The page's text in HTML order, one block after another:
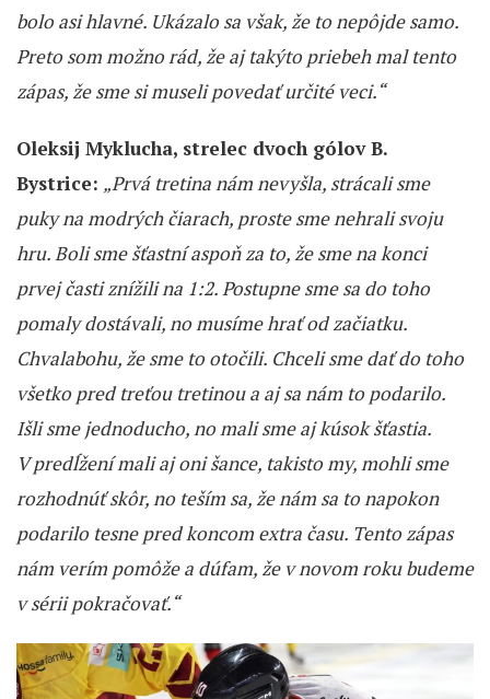
bolo asi hlavné. Ukázalo sa však, že to nepôjde samo.
Preto som možno rád, že aj takýto priebeh mal tento
zápas, že sme si museli povedať určité veci.“
Oleksij Myklucha, strelec dvoch gólov B.
Bystrice: „Prvá tretina nám nevyšla, strácali sme
puky na modrých čiarach, proste sme nehrali svoju
hru. Boli sme šťastní aspoň za to, že sme na konci
prvej časti znížili na 1:2. Postupne sme sa do toho
pomaly dostávali, no musíme hrať od začiatku.
Chvalabohu, že sme to otočili. Chceli sme dať do toho
všetko pred treťou tretinou a aj sa nám to podarilo.
Išli sme jednoducho, no mali sme aj kúsok šťastia.
V predĺžení mali aj oni šance, takisto my, mohli sme
rozhodnúť skôr, no teším sa, že nám sa to napokon
podarilo tesne pred koncom extra času. Tento zápas
nám verím pomôže a dúfam, že v novom roku budeme
v sérii pokračovať.“